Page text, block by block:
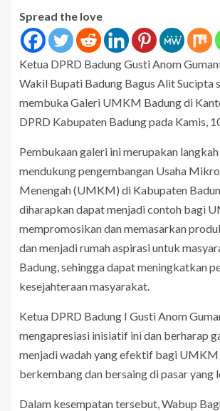
Spread the love
Ketua DPRD Badung Gusti Anom
Wakil Bupati Badung Bagus Alit Sucipta
membuka Galeri UMKM Badung di
DPRD Kabupaten Badung pada Kamis,
Pembukaan galeri ini merupakan
mendukung pengembangan Usaha
Menengah (UMKM) di Kabupaten
diharapkan dapat menjadi contoh bagi
mempromosikan dan memasarkan
dan menjadi rumah aspirasi untuk
Badung, sehingga dapat meningkatkan
kesejahteraan masyarakat.
Ketua DPRD Badung I Gusti Anom
mengapresiasi inisiatif ini dan berharap
menjadi wadah yang efektif bagi UMKM
berkembang dan bersaing di pasar yang
Dalam kesempatan tersebut, Wabup